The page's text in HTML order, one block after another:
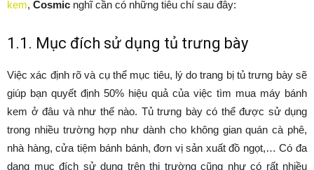
kem, Cosmic nghĩ cần có những tiêu chí sau đây:
1.1. Mục đích sử dụng tủ trưng bày
Việc xác định rõ và cụ thể mục tiêu, lý do trang bị tủ trưng bày sẽ
giúp bạn quyết định 50% hiệu quả của việc tìm mua máy bánh
kem ở đâu và như thế nào. Tủ trưng bày có thể được sử dụng
trong nhiều trường hợp như dành cho không gian quán cà phê,
nhà hàng, cửa tiệm bánh bánh, đơn vị sản xuất đồ ngọt,… Có đa
dạng mục đích sử dụng trên thị trường cũng như có rất nhiều